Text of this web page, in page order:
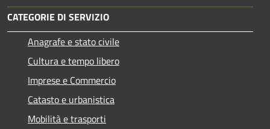
CATEGORIE DI SERVIZIO
Anagrafe e stato civile
Cultura e tempo libero
Imprese e Commercio
Catasto e urbanistica
Mobilità e trasporti